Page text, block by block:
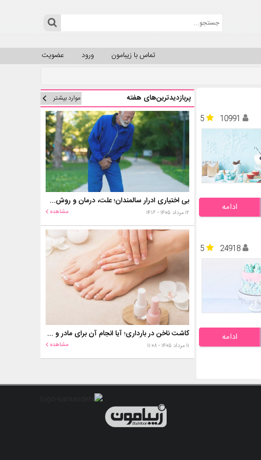
عضویت ورود تماس با زیبامون
5
10991
ادامه
5
24918
ادامه
پربازدیدترین‌های هفته موارد بیشتر
بی اختیاری ادرار سالمندان؛ علت، درمان و روش‌های کنترل در منزل
۱۲ مرداد ۱۴۰۵ - ۱۴:۱۶ مشاهده
کاشت ناخن در بارداری؛ آیا انجام آن برای مادر و جنین خطر دارد؟
۱۱ مرداد ۱۴۰۵ - ۱۱:۰۸ مشاهده